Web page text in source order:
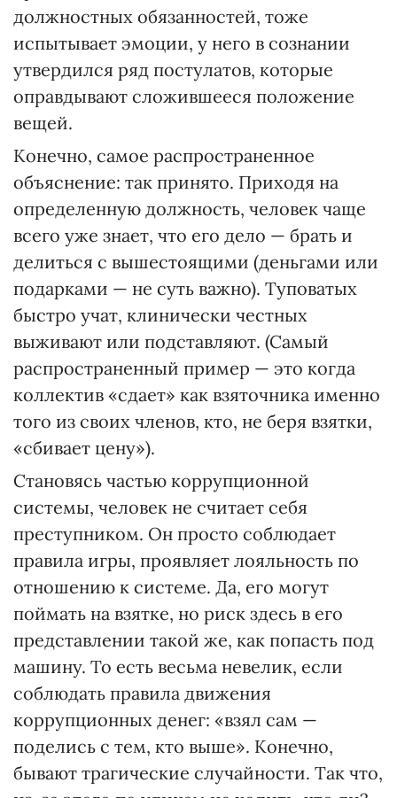
должностных обязанностей, тоже
испытывает эмоции, у него в сознании
утвердился ряд постулатов, которые
оправдывают сложившееся положение
вещей.
Конечно, самое распространенное
объяснение: так принято. Приходя на
определенную должность, человек чаще
всего уже знает, что его дело — брать и
делиться с вышестоящими (деньгами или
подарками — не суть важно). Туповатых
быстро учат, клинически честных
выживают или подставляют. (Самый
распространенный пример — это когда
коллектив «сдает» как взяточника именно
того из своих членов, кто, не беря взятки,
«сбивает цену»).
Становясь частью коррупционной
системы, человек не считает себя
преступником. Он просто соблюдает
правила игры, проявляет лояльность по
отношению к системе. Да, его могут
поймать на взятке, но риск здесь в его
представлении такой же, как попасть под
машину. То есть весьма невелик, если
соблюдать правила движения
коррупционных денег: «взял сам —
поделись с тем, кто выше». Конечно,
бывают трагические случайности. Так что,